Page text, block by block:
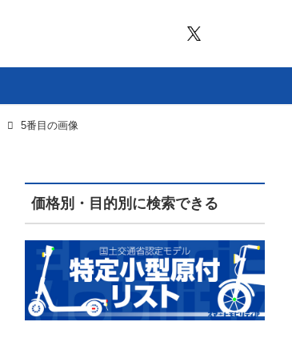
5番目の画像
価格別・目的別に検索できる